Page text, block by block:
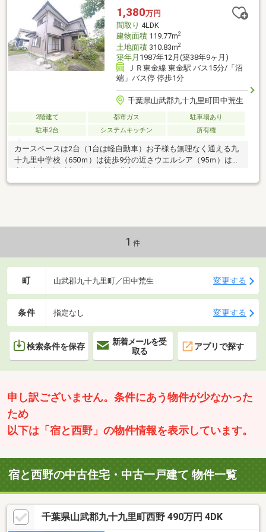
1,380万円
間取り 4LDK
建物面積119.77m2
土地面積310.83m2
築年月 1987年12月(築38年9ヶ月)
ＪＲ東金線 東金駅 バス15分/「沼
端」バス停 停歩1分
千葉県山武郡九十九里町田中荒生
2階建て 都市ガス
駐車場あり
駐車2台
システムキッチン 所有権
カースペースは2台（1台は軽自動車）お子様も無理なく通える九
十九里中学校（650ｍ）は徒歩9分の近さウエルシア（95ｍ）は便
1600ｍ
1 件
町 山武郡九十九里町／田中荒生 変更する
条件 指定なし 変更する
検索条件を保存
新着メールを受
取る
アプリで探す
申し訳ございません。条件にあう物件が少なかった
ため
以下は「宿と西野」の物件情報を表示しています。
宿と西野の中古住宅・中古一戸建て 物件一覧
千葉県山武郡九十九里町西野 490万円 4DK